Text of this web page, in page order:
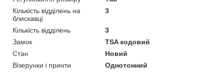
Кількість відділень на
блискавці
3
Кількість відділень
3
Замок
TSA кодовий
Стан
Новий
Візерунки і принти
Однотонний